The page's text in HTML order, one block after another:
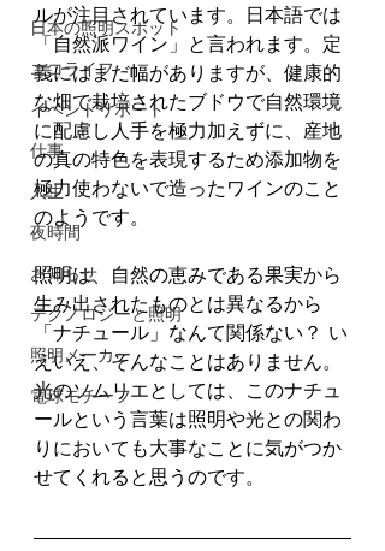
日本の照明スポット
エコライフ
イベントリポート
仕事
人生
夜時間
お知らせ
テクノロジーと照明
照明メーカー
電球モチーフ
ルが注目されています。日本語では
「自然派ワイン」と言われます。定
義にはまだ幅がありますが、健康的
な畑で栽培されたブドウで自然環境
に配慮し人手を極力加えずに、産地
の真の特色を表現するため添加物を
極力使わないで造ったワインのこと
のようです。
照明は、自然の恵みである果実から
生み出されたものとは異なるから
「ナチュール」なんて関係ない？ い
えいえ、そんなことはありません。
光のソムリエとしては、このナチュ
ールという言葉は照明や光との関わ
りにおいても大事なことに気がつか
せてくれると思うのです。